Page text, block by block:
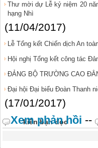
Thư mời dự Lễ kỷ niệm 20
hạng Nhì
(11/04/2017)
Lễ Tổng kết Chiến dịch An
Hội nghị Tổng kết công tác
ĐẢNG BỘ TRƯỜNG CAO
Đại hội Đại biểu Đoàn Thanh
(17/01/2017)
kiến bạn đọc
Xem phản hồi --